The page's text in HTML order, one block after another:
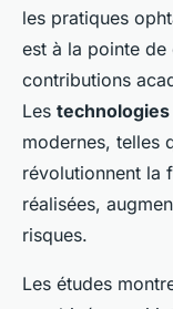
les pratiques
est à la pointe
contributions
Les
modernes, telles
révolutionnent la
réalisées,
risques.
Les études